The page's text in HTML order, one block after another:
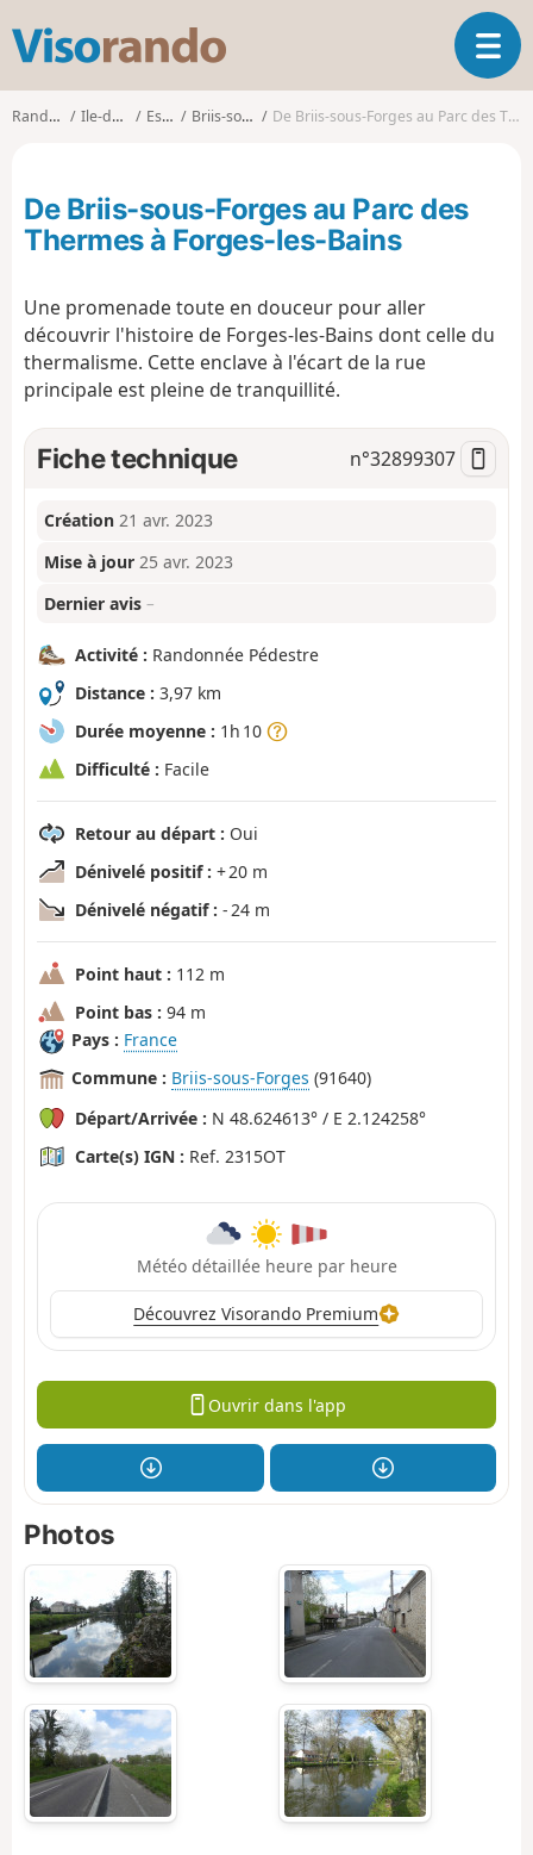
s
o
d
o
O
u
i
n
Randonnées Ile-de-France Essonne Briis-sous-Forges De Briis-sous-Forges au Parc des Thermes à Forges-les-Bains
De Briis-sous-Forges au Parc des
Thermes à Forges-les-Bains
Une promenade toute en douceur pour aller
découvrir l'histoire de Forges-les-Bains dont celle du
thermalisme. Cette enclave à l'écart de la rue
principale est pleine de tranquillité.
Fiche technique n°32899307
Création 21 avr. 2023
Mise à jour 25 avr. 2023
Dernier avis –
Activité : Randonnée Pédestre
Distance : 3,97 km
Durée moyenne : 1h 10
Difficulté : Facile
Retour au départ : Oui
Dénivelé positif : + 20 m
Dénivelé négatif : - 24 m
Point haut : 112 m
Point bas : 94 m
Pays : France
Commune : Briis-sous-Forges (91640)
Départ/Arrivée : N 48.624613° / E 2.124258°
Carte(s) IGN : Ref. 2315OT
Météo détaillée heure par heure
Découvrez Visorando Premium
Ouvrir dans l'app
Photos